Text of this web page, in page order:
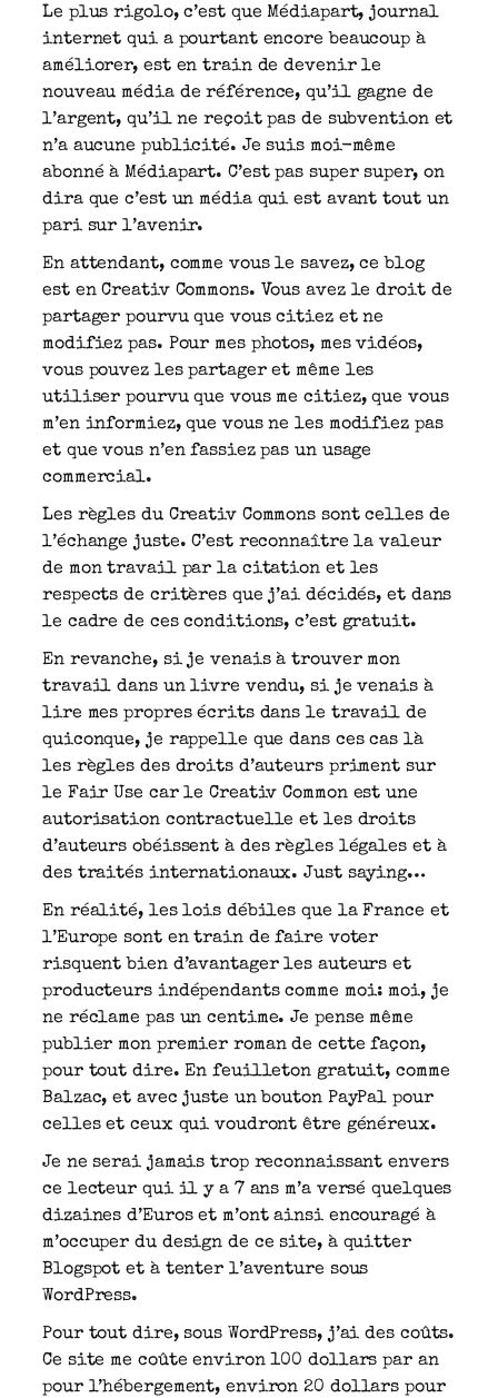
Le plus rigolo, c’est que Médiapart, journal
internet qui a pourtant encore beaucoup à
améliorer, est en train de devenir le
nouveau média de référence, qu’il gagne de
l’argent, qu’il ne reçoit pas de subvention et
n’a aucune publicité. Je suis moi-même
abonné à Médiapart. C’est pas super super, on
dira que c’est un média qui est avant tout un
pari sur l’avenir.
En attendant, comme vous le savez, ce blog
est en Creativ Commons. Vous avez le droit de
partager pourvu que vous citiez et ne
modifiez pas. Pour mes photos, mes vidéos,
vous pouvez les partager et même les
utiliser pourvu que vous me citiez, que vous
m’en informiez, que vous ne les modifiez pas
et que vous n’en fassiez pas un usage
commercial.
Les règles du Creativ Commons sont celles de
l’échange juste. C’est reconnaître la valeur
de mon travail par la citation et les
respects de critères que j’ai décidés, et dans
le cadre de ces conditions, c’est gratuit.
En revanche, si je venais à trouver mon
travail dans un livre vendu, si je venais à
lire mes propres écrits dans le travail de
quiconque, je rappelle que dans ces cas là
les règles des droits d’auteurs priment sur
le Fair Use car le Creativ Common est une
autorisation contractuelle et les droits
d’auteurs obéissent à des règles légales et à
des traités internationaux. Just saying…
En réalité, les lois débiles que la France et
l’Europe sont en train de faire voter
risquent bien d’avantager les auteurs et
producteurs indépendants comme moi: moi, je
ne réclame pas un centime. Je pense même
publier mon premier roman de cette façon,
pour tout dire. En feuilleton gratuit, comme
Balzac, et avec juste un bouton PayPal pour
celles et ceux qui voudront être généreux.
Je ne serai jamais trop reconnaissant envers
ce lecteur qui il y a 7 ans m’a versé quelques
dizaines d’Euros et m’ont ainsi encouragé à
m’occuper du design de ce site, à quitter
Blogspot et à tenter l’aventure sous
WordPress.
Pour tout dire, sous WordPress, j’ai des coûts.
Ce site me coûte environ 100 dollars par an
pour l’hébergement, environ 20 dollars pour